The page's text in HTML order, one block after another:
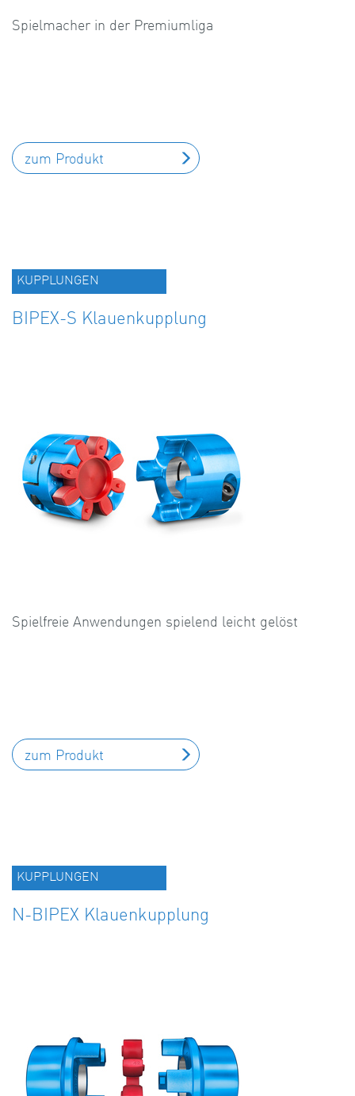
Spielmacher in der Premiumliga
zum Produkt
KUPPLUNGEN
BIPEX-S Klauenkupplung
Spielfreie Anwendungen spielend leicht gelöst
zum Produkt
KUPPLUNGEN
N-BIPEX Klauenkupplung